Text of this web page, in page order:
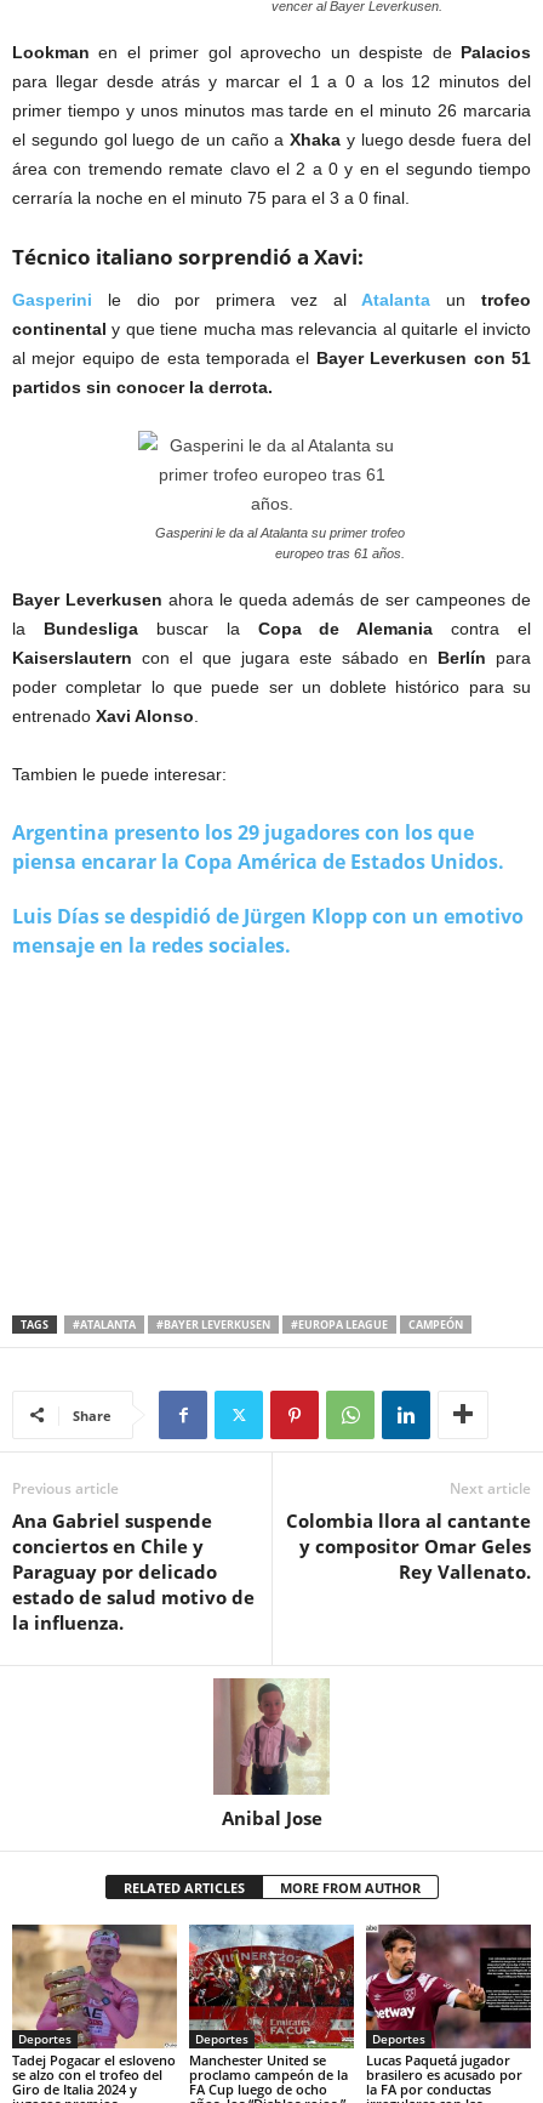
vencer al Bayer Leverkusen.
Lookman en el primer gol aprovecho un despiste de Palacios
para llegar desde atrás y marcar el 1 a 0 a los 12 minutos del
primer tiempo y unos minutos mas tarde en el minuto 26 marcaria
el segundo gol luego de un caño aXhaka y luego desde fuera del
área con tremendo remate clavo el 2 a 0 y en el segundo tiempo
cerraría la noche en el minuto 75 para el 3 a 0 final.
Técnico italiano sorprendió a Xavi:
Gasperini le dio por primera vez alAtalanta untrofeo
continental y que tiene mucha mas relevancia al quitarle el invicto
al mejor equipo de esta temporada el Bayer Leverkusen con 51
partidos sin conocer la derrota.
Gasperini le da al Atalanta su primer trofeo
europeo tras 61 años.
Bayer Leverkusen ahora le queda además de ser campeones de
la Bundesligabuscar la Copa de Alemania contra el
Kaiserslautern con el que jugara este sábado en Berlín para
poder completar lo que puede ser un doblete histórico para su
entrenado Xavi Alonso
Tambien le puede interesar:
Argentina presento los 29 jugadores con los que
piensa encarar la Copa América de Estados Unidos.
Luis Días se despidió de Jürgen Klopp con un emotivo
mensaje en la redes sociales.
TAGS #ATALANTA #BAYER LEVERKUSEN #EUROPA LEAGUE CAMPEÓN
Share
Previous article
Ana Gabriel suspende
conciertos en Chile y
Paraguay por delicado
estado de salud motivo de
la influenza.
Next article
Colombia llora al cantante
y compositor Omar Geles
Rey Vallenato.
Anibal Jose
RELATED ARTICLES MORE FROM AUTHOR
Deportes
Tadej Pogacar el esloveno
se alzo con el trofeo del
Giro de Italia 2024 y
Deportes
Manchester United se
proclamo campeón de la
FA Cup luego de ocho
Deportes
Lucas Paquetá jugador
brasilero es acusado por
la FA por conductas